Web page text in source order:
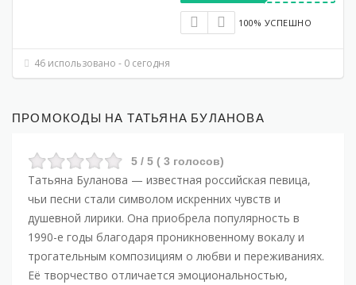
100% УСПЕШНО
46 использовано - 0 сегодня
ПРОМОКОДЫ НА ТАТЬЯНА БУЛАНОВА
5 / 5 ( 3 голосов)
Татьяна Буланова — известная российская певица,
чьи песни стали символом искренних чувств и
душевной лирики. Она приобрела популярность в
1990-е годы благодаря проникновенному вокалу и
трогательным композициям о любви и переживаниях.
Её творчество отличается эмоциональностью,